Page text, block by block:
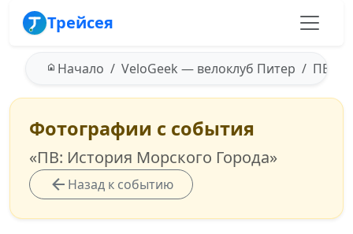
Трейсея
Начало VeloGeek — велоклуб Питер ПВ:
Фотографии с события
«ПВ: История Морского Города»
Назад к событию